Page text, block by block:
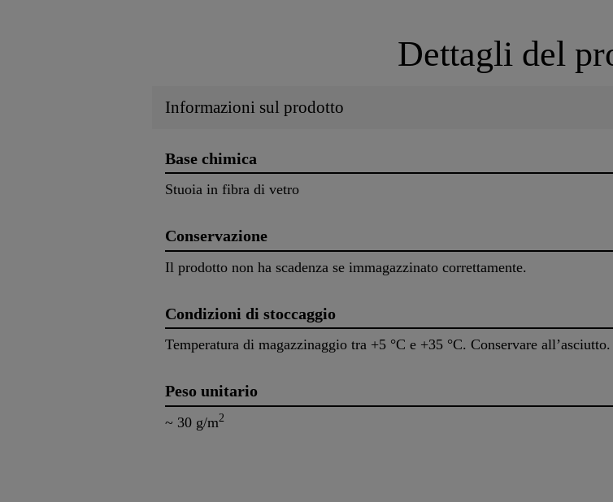
Dettagli del
Informazioni sul prodotto
Base chimica
Stuoia in fibra di vetro
Conservazione
Il prodotto non ha scadenza se immagazzinato correttamente.
Condizioni di stoccaggio
Temperatura di magazzinaggio tra +5 °C e +35 °C. Conservare all’asciutto.
Peso unitario
~ 30 g/m2